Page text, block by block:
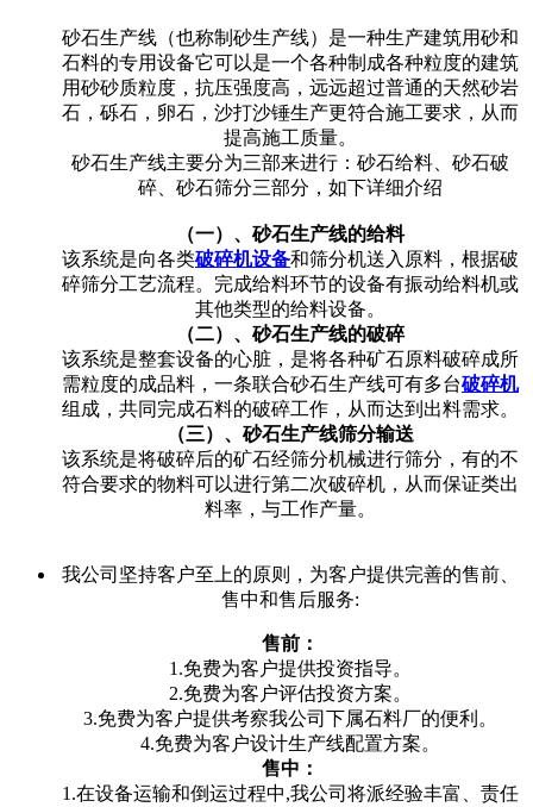
砂石生产线（也称制砂生产线）是一种生产建筑用砂和
石料的专用设备它可以是一个各种制成各种粒度的建筑
用砂砂质粒度，抗压强度高，远远超过普通的天然砂岩
石，砾石，卵石，沙打沙锤生产更符合施工要求，从而
提高施工质量。
砂石生产线主要分为三部来进行：砂石给料、砂石破
碎、砂石筛分三部分，如下详细介绍
（一）、砂石生产线的给料
该系统是向各类破碎机设备和筛分机送入原料，根据破
碎筛分工艺流程。完成给料环节的设备有振动给料机或
其他类型的给料设备。
（二）、砂石生产线的破碎
该系统是整套设备的心脏，是将各种矿石原料破碎成所
需粒度的成品料，一条联合砂石生产线可有多台破碎机
组成，共同完成石料的破碎工作，从而达到出料需求。
（三）、砂石生产线筛分输送
该系统是将破碎后的矿石经筛分机械进行筛分，有的不
符合要求的物料可以进行第二次破碎机，从而保证类出
料率，与工作产量。
我公司坚持客户至上的原则，为客户提供完善的售前、
售中和售后服务:
售前：
1.免费为客户提供投资指导。
2.免费为客户评估投资方案。
3.免费为客户提供考察我公司下属石料厂的便利。
4.免费为客户设计生产线配置方案。
售中：
1.在设备运输和倒运过程中,我公司将派经验丰富、责任